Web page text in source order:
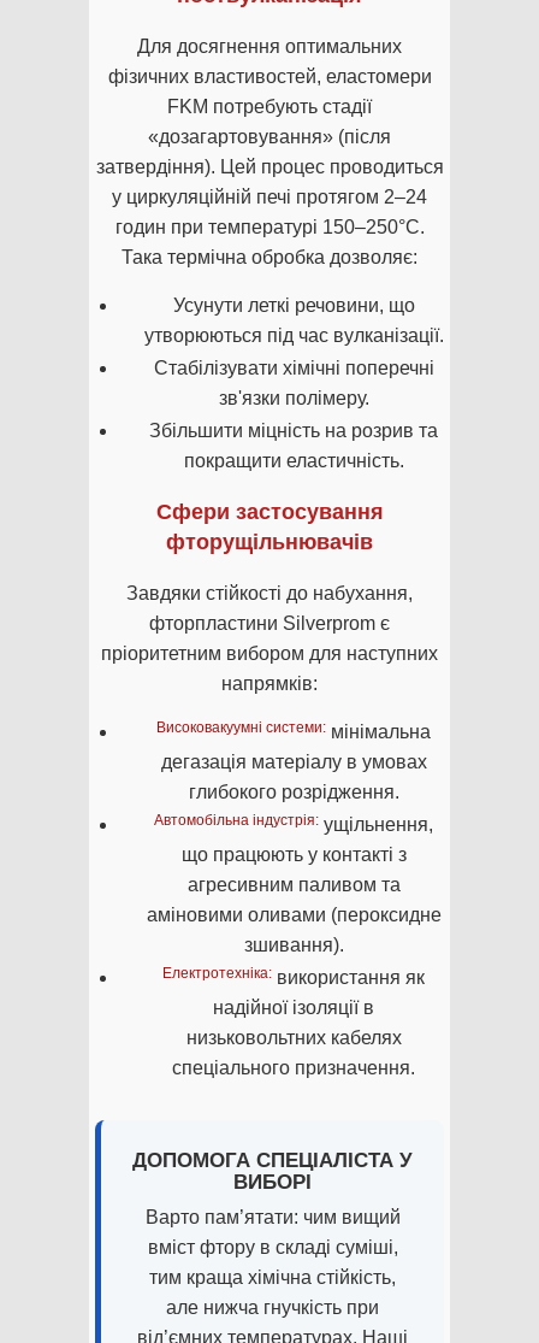
Для досягнення оптимальних
фізичних властивостей, еластомери
FKM потребують стадії
«дозагартовування» (після
затвердіння). Цей процес проводиться
у циркуляційній печі протягом 2–24
годин при температурі 150–250°C.
Така термічна обробка дозволяє:
Усунути леткі речовини, що
утворюються під час вулканізації.
Стабілізувати хімічні поперечні
зв'язки полімеру.
Збільшити міцність на розрив та
покращити еластичність.
Сфери застосування
фторущільнювачів
Завдяки стійкості до набухання,
фторпластини Silverprom є
пріоритетним вибором для наступних
напрямків:
Високовакуумні системи: мінімальна
дегазація матеріалу в умовах
глибокого розрідження.
Автомобільна індустрія: ущільнення,
що працюють у контакті з
агресивним паливом та
аміновими оливами (пероксидне
зшивання).
Електротехніка: використання як
надійної ізоляції в
низьковольтних кабелях
спеціального призначення.
ДОПОМОГА СПЕЦІАЛІСТА У
ВИБОРІ
Варто пам’ятати: чим вищий
вміст фтору в складі суміші,
тим краща хімічна стійкість,
але нижча гнучкість при
від’ємних температурах. Наші